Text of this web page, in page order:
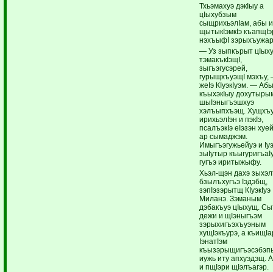
Тхьэмахуэ дэкIыу а
цIыхубзым
сыщрихьэлIам, абы и
щытыкIэмкIэ
нэхъыфI
— Уз зыпкърыт
тэмакъкIэщI,
зыгъэгусэрей,
гурыщхъуэщI мэхъу,
жеIэ КIуэкIуэм. —
къыхэкIыу
шыIэныгъэшхуэ
хэлъыпхъэщ.
ирихьэлIэн и пэкIэ,
псалъэкIэ еIэзэн
ар сымаджэм.
Имыгъэгужьейуэ и
зыIутыр
гугъэ иритыжыфу.
Хьэл-щэн дахэ
бзылъхугъэ Iэдэбщ,
зэпIэзэрытщ КIуэкIуэ
Миланэ. Зэманым
дэбакъуэ цIыхущ.
дежи и щIэныгъэм
зэрыхигъэхъуэным
хущIэкъурэ, а
IэнатIэм
иужь иту апхуэдэщ.
и пщIэри щIэлъагэр.